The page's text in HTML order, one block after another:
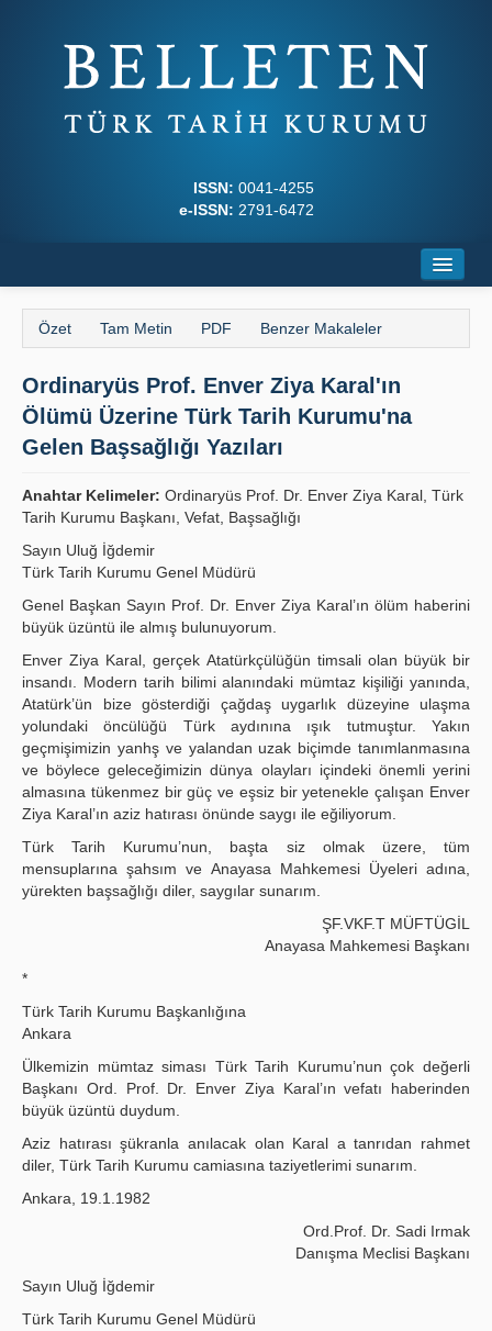
ISSN: 0041-4255
e-ISSN: 2791-6472
Hakkında
Dergi Kurulları
Yayın Politikaları
Kılavuzlar
İletişim
Özet Tam Metin PDF Benzer Makaleler
Ordinaryüs Prof. Enver Ziya Karal'ın
Ölümü Üzerine Türk Tarih Kurumu'na
Gelen Başsağlığı Yazıları
Anahtar Kelimeler: Ordinaryüs Prof. Dr. Enver Ziya Karal, Türk
Tarih Kurumu Başkanı, Vefat, Başsağlığı
Sayın Uluğ İğdemir
Türk Tarih Kurumu Genel Müdürü
Genel Başkan Sayın Prof. Dr. Enver Ziya Karal’ın ölüm haberini
büyük üzüntü ile almış bulunuyorum.
Enver Ziya Karal, gerçek Atatürkçülüğün timsali olan büyük bir
insandı. Modern tarih bilimi alanındaki mümtaz kişiliği yanında,
Atatürk’ün bize gösterdiği çağdaş uygarlık düzeyine ulaşma
yolundaki öncülüğü Türk aydınına ışık tutmuştur. Yakın
geçmişimizin yanhş ve yalandan uzak biçimde tanımlanmasına
ve böylece geleceğimizin dünya olayları içindeki önemli yerini
almasına tükenmez bir güç ve eşsiz bir yetenekle çalışan Enver
Ziya Karal’ın aziz hatırası önünde saygı ile eğiliyorum.
Türk Tarih Kurumu’nun, başta siz olmak üzere, tüm
mensuplarına şahsım ve Anayasa Mahkemesi Üyeleri adına,
yürekten başsağlığı diler, saygılar sunarım.
ŞF.VKF.T MÜFTÜGİL
Anayasa Mahkemesi Başkanı
*
Türk Tarih Kurumu Başkanlığına
Ankara
Ülkemizin mümtaz siması Türk Tarih Kurumu’nun çok değerli
Başkanı Ord. Prof. Dr. Enver Ziya Karal’ın vefatı haberinden
büyük üzüntü duydum.
Aziz hatırası şükranla anılacak olan Karal a tanrıdan rahmet
diler, Türk Tarih Kurumu camiasına taziyetlerimi sunarım.
Ankara, 19.1.1982
Ord.Prof. Dr. Sadi Irmak
Danışma Meclisi Başkanı
Sayın Uluğ İğdemir
Türk Tarih Kurumu Genel Müdürü